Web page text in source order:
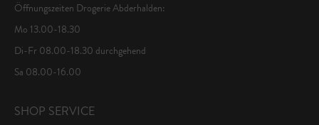
Öffnungszeiten Drogerie Abderhalden:
Mo 13.00-18.30
Di-Fr 08.00-18.30 durchgehend
Sa 08.00-16.00
SHOP SERVICE